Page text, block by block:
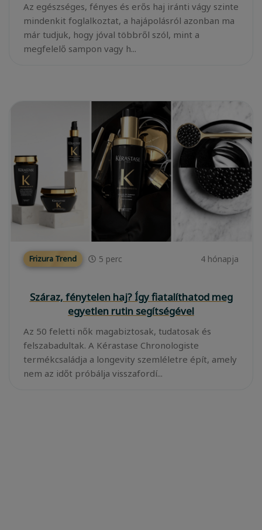
Az egészséges, fényes és erős haj iránti vágy szinte
mindenkit foglalkoztat, a hajápolásról azonban ma
már tudjuk, hogy jóval többről szól, mint a
megfelelő sampon vagy h...
Frizura Trend 5 perc 4 hónapja
Száraz, fénytelen haj? Így fiatalíthatod meg
egyetlen rutin segítségével
Az 50 feletti nők magabiztosak, tudatosak és
felszabadultak. A Kérastase Chronologiste
termékcsaládja a longevity szemléletre épít, amely
nem az időt próbálja visszafordí...